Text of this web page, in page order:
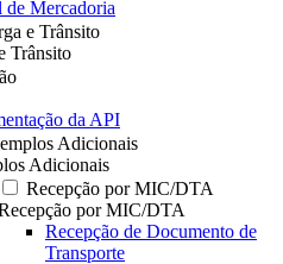
de Mercadoria
e Trânsito
Trânsito
da API
Adicionais
Adicionais
Recepção por MIC/DTA
por MIC/DTA
Recepção de Documento de
Transporte